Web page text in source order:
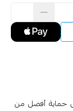
حليب الجسم للطفل 200 مل حماية أفضل من